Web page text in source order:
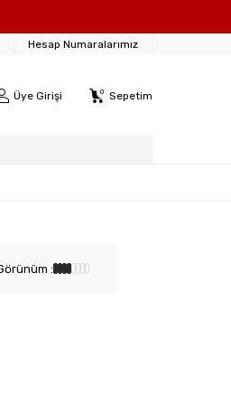
Hesap Numaralarımız
Üye Girişi 0 Sepetim
: